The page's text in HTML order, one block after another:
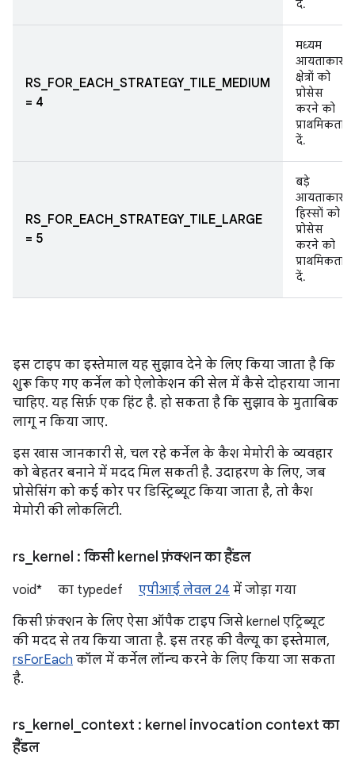
दें.
RS_FOR_EACH_STRATEGY_TILE_MEDIUM
= 4
मध्यम
आयताकार
क्षेत्रों को
प्रोसेस
करने को
प्राथमिकता
दें.
RS_FOR_EACH_STRATEGY_TILE_LARGE
= 5
बड़े
आयताकार
हिस्सों को
प्रोसेस
करने को
प्राथमिकता
दें.
इस टाइप का इस्तेमाल यह सुझाव देने के लिए किया जाता है कि
शुरू किए गए कर्नेल को ऐलोकेशन की सेल में कैसे दोहराया जाना
चाहिए. यह सिर्फ़ एक हिंट है. हो सकता है कि सुझाव के मुताबिक
लागू न किया जाए.
इस खास जानकारी से, चल रहे कर्नेल के कैश मेमोरी के व्यवहार
को बेहतर बनाने में मदद मिल सकती है. उदाहरण के लिए, जब
प्रोसेसिंग को कई कोर पर डिस्ट्रिब्यूट किया जाता है, तो कैश
मेमोरी की लोकलिटी.
rs kernel : किसी kernel फ़ंक्शन का हैंडल
void* का typedef एपीआई लेवल 24 में जोड़ा गया
किसी फ़ंक्शन के लिए ऐसा ऑपैक टाइप जिसे kernel एट्रिब्यूट
की मदद से तय किया जाता है. इस तरह की वैल्यू का इस्तेमाल,
rsForEach कॉल में कर्नेल लॉन्च करने के लिए किया जा सकता
है.
rs kernel context : kernel invocation context का
हैंडल